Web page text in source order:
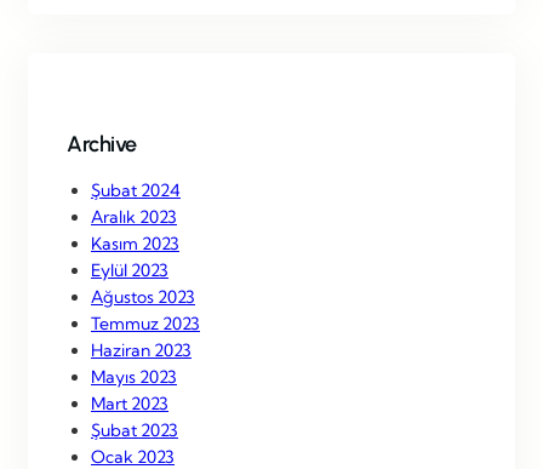
Archive
Şubat 2024
Aralık 2023
Kasım 2023
Eylül 2023
Ağustos 2023
Temmuz 2023
Haziran 2023
Mayıs 2023
Mart 2023
Şubat 2023
Ocak 2023